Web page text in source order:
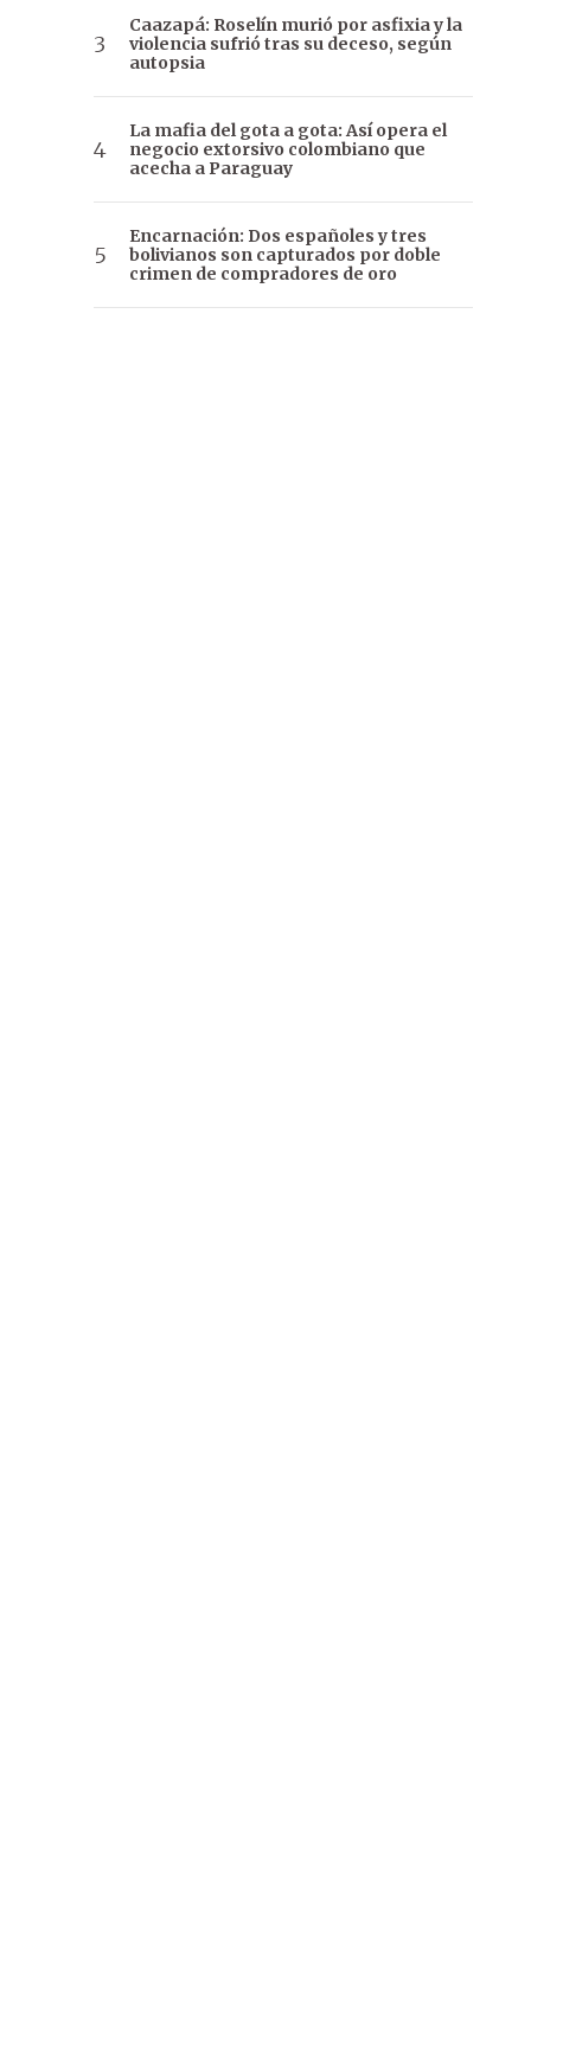
Caazapá: Roselín murió por asfixia y la
violencia sufrió tras su deceso, según
autopsia
La mafia del gota a gota: Así opera el
negocio extorsivo colombiano que
acecha a Paraguay
Encarnación: Dos españoles y tres
bolivianos son capturados por doble
crimen de compradores de oro